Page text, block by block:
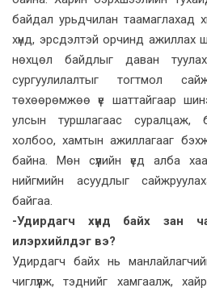
байдал урьдчилан таамаглахад
хүнд, эрсдэлтэй орчинд ажиллах
нөхцөл байдлыг даван
сургуулилалтыг тогтмол
төхөөрөмжөө үе шаттайгаар
улсын туршлагаас суралцаж,
холбоо, хамтын ажиллагааг
байна. Мөн сүүлийн үед алба
нийгмийн асуудлыг
байгаа.
-Удирдагч хүнд байх зан
илэрхийлдэг вэ?
Удирдагч байх нь
чиглүүлж, тэднийг хамгаалж,